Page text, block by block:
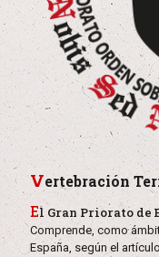
Vertebración
El Gran Priorato de
Comprende, como
España, según el